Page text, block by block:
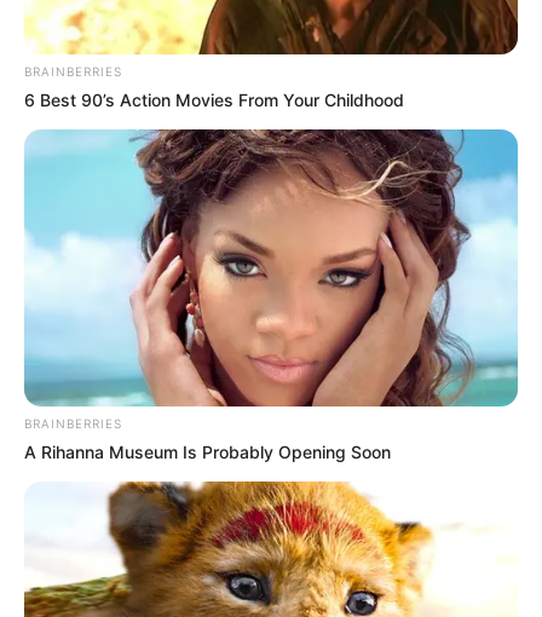
Gerichte aus – und genau diesen Stil greifen wir
heute auf.
Zutatenliste für das
Rote Rüben Rezept
Damit du direkt loslegen kannst, findest du hier
die klassischen Zutaten für ein Gericht, das
sowohl als Hauptspeise als auch als Beilage
wunderbar funktioniert:
800 g frische Rote Rüben
1 Zwiebel
2 EL Pflanzenöl oder Butter
BRAINBERRIES
6 Best 90’s Action Movies From Your Childhood
BRAINBERRIES
A Rihanna Museum Is Probably Opening Soon